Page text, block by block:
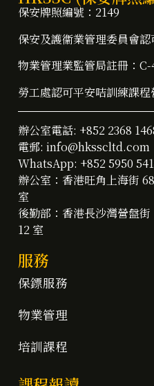
保安牌照編號：2149
保安及護衞業管理委員會認
物業管理業監管局註冊：C-
勞工處認可平安咭訓練課
辦公室電話: +852 2368
電郵: info@hksscltd.com
WhatsApp: +852 5950
辦公室：香港旺角上海街
室
後勤部：香港長沙灣營盤街
12 室
服務
保鏢服務
物業管理
培訓課程